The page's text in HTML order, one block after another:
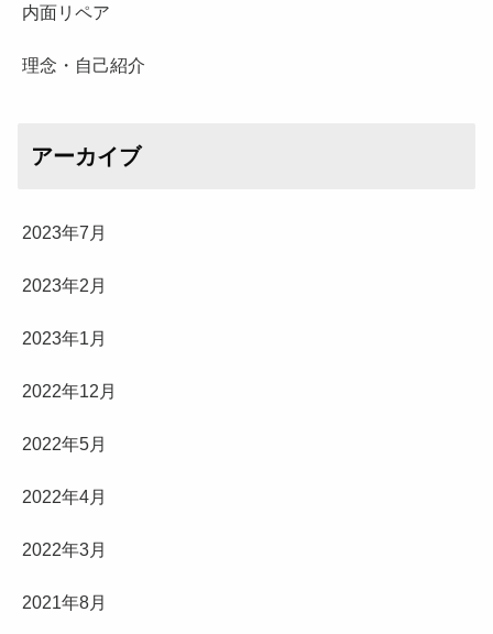
内面リペア
理念・自己紹介
アーカイブ
2023年7月
2023年2月
2023年1月
2022年12月
2022年5月
2022年4月
2022年3月
2021年8月